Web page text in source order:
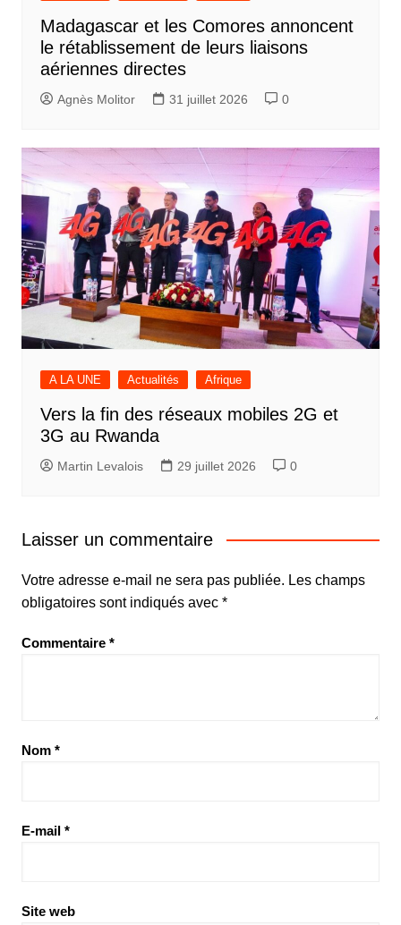
Madagascar et les Comores annoncent
le rétablissement de leurs liaisons
aériennes directes
Agnès Molitor 31 juillet 2026 0
A LA UNE Actualités Afrique
Vers la fin des réseaux mobiles 2G et
3G au Rwanda
Martin Levalois 29 juillet 2026 0
Laisser un commentaire
Votre adresse e-mail ne sera pas publiée. Les champs
obligatoires sont indiqués avec *
Commentaire *
Nom *
E-mail *
Site web